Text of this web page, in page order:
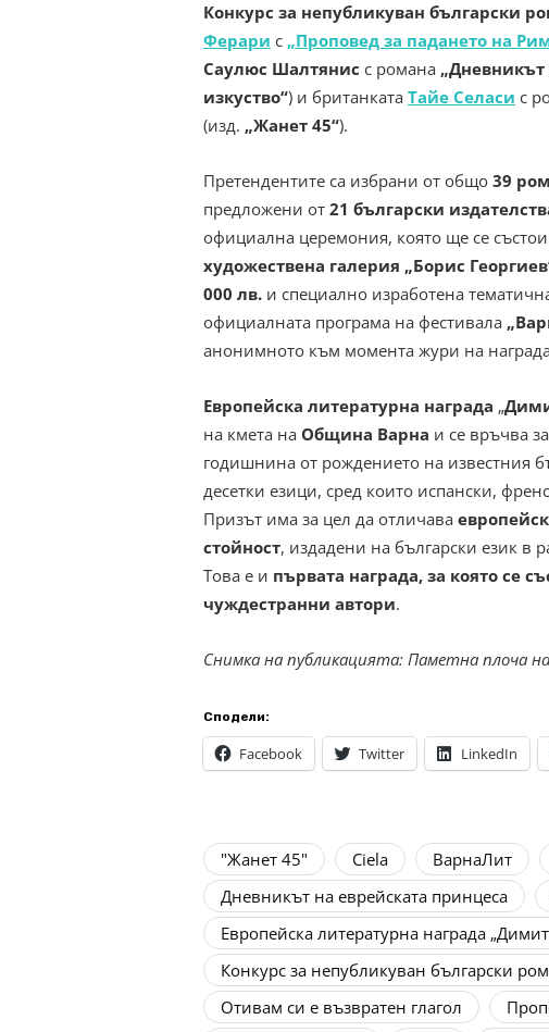
Конкурс за непубликуван български
Ферари с „Проповед за падането на
Саулюс Шалтянис с романа „Дневникът
изкуство“) и британката Тайе Селаси с
(изд. „Жанет 45“).
Претендентите са избрани от общо 39
предложени от 21 български
официална церемония, която ще се
художествена галерия „Борис
000 лв. и специално изработена
официалната програма на фестивала
анонимното към момента жури на
Европейска литературна награда „
на кмета на Община Варна и се връчва
годишнина от рождението на известния
десетки езици, сред които испански,
Призът има за цел да отличава
стойност, издадени на български език в
Това е и първата награда, за която се
чуждестранни автори.
Снимка на публикацията: Паметна плоча
Сподели:
Facebook Twitter LinkedIn
"Жанет 45" Ciela ВарнаЛит
Дневникът на еврейската принцеса
Европейска литературна награда
Конкурс за непубликуван български
Отивам си е възвратен глагол